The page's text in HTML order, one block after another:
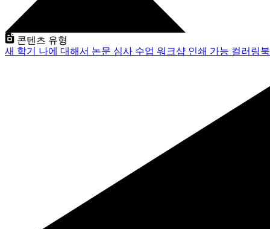
콘텐츠 유형
새 학기 나에 대해서 논문 심사 수업 워크샵 인쇄 가능 컬러링북